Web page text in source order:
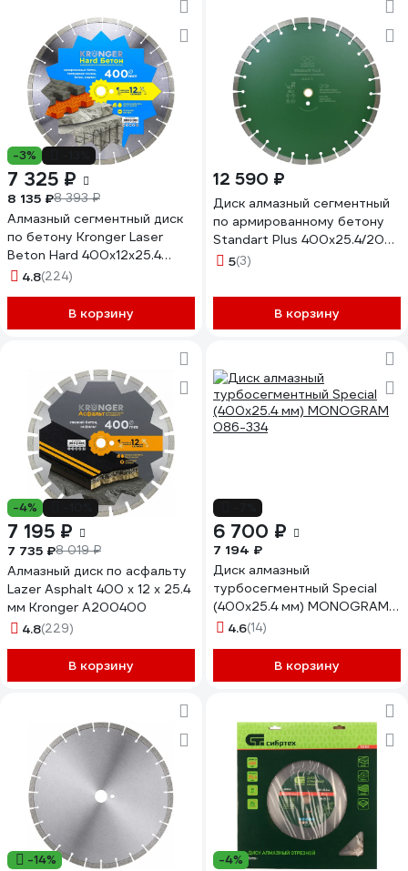
-3%
7 325 ₽
8 135 ₽8 393 ₽
Алмазный сегментный диск
по бетону Kronger Laser
Beton Hard 400х12х25.4
Beton Hard B200400H
4.8(224)
В корзину
12 590 ₽
Диск алмазный сегментный
по армированному бетону
Standart Plus 400х25.4/20
мм KEOS DBS02.400P
5(3)
В корзину
-4%
7 195 ₽
7 735 ₽8 019 ₽
Алмазный диск по асфальту
Lazer Asphalt 400 x 12 x 25.4
мм Kronger A200400
4.8(229)
В корзину
6 700 ₽
7 194 ₽
Диск алмазный
турбосегментный Special
(400х25.4 мм) MONOGRAM
086-334
4.6(14)
В корзину
-14% -4%